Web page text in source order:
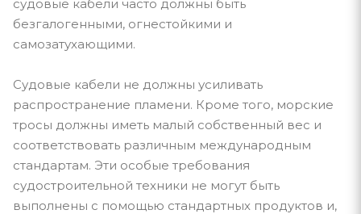
судовые кабели часто должны быть
безгалогенными, огнестойкими и
самозатухающими.
Судовые кабели не должны усиливать
распространение пламени. Кроме того, морские
тросы должны иметь малый собственный вес и
соответствовать различным международным
стандартам. Эти особые требования
судостроительной техники не могут быть
выполнены с помощью стандартных продуктов и,